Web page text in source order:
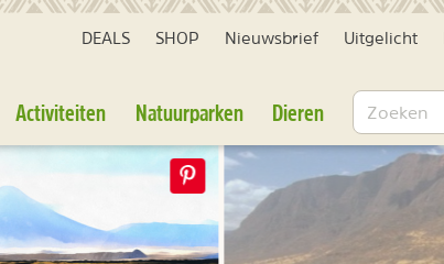
DEALS SHOP Nieuwsbrief Uitgelicht
Activiteiten Natuurparken Dieren Zoeken